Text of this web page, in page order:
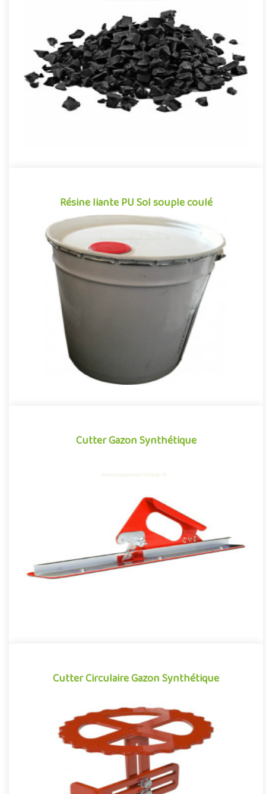
Granulats SBR sous-couche sol souple
Granulats de caoutchouc SBR pour la réalisation des sols
souples amortissants des aires de jeux extérieurs et
aménagements sp..
Sac de 25 Kg
Résine liante PU Sol souple coulé
Résine liante PU Sol souple coulé
Résine polyuréthane aromatique pour la réalisation de
revêtements amortissants en sol souple coulé sur les aires de
jeux de p..
Cutter Gazon Synthétique
Cutter pour gazon synthétique permettant de réaliser des
découpes nettes, propres et régulières sur les bordures des
surfaces..
Offre partenaire
Cutter Circulaire Gazon Synthétique
Cutter Circulaire Gazon Synthétique
Outil de découpe de gazon artificiel fonctionnant aussi
simplement qu’un compas de traçage, le cutter circulaire permet
de ré..
Offre partenaire